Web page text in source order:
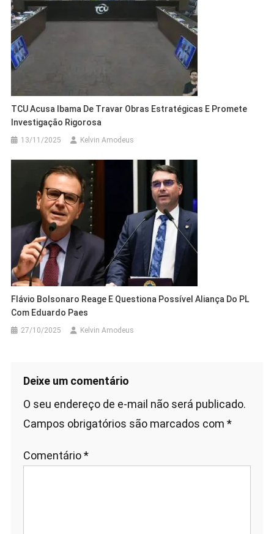
TCU Acusa Ibama De Travar Obras Estratégicas E Promete
Investigação Rigorosa
13/11/2025 Kelvin Amodeus
Flávio Bolsonaro Reage E Questiona Possível Aliança Do PL
Com Eduardo Paes
27/10/2025 Kelvin Amodeus
Deixe um comentário
O seu endereço de e-mail não será publicado.
Campos obrigatórios são marcados com *
Comentário*